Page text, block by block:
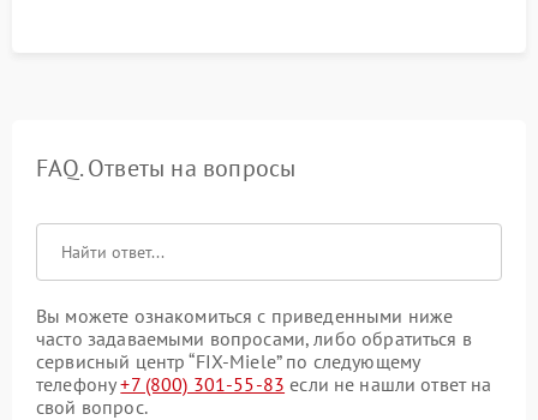
FAQ. Ответы на вопросы
Вы можете ознакомиться с приведенными ниже
часто задаваемыми вопросами, либо обратиться в
сервисный центр “FIX-Miele” по следующему
телефону+7 (800) 301-55-83 если не нашли ответ на
свой вопрос.